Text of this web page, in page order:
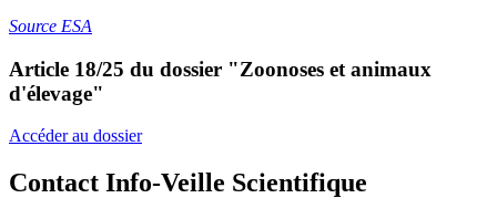
Source ESA
Article 18/25 du dossier "Zoonoses et animaux
d'élevage"
Accéder au dossier
Contact Info-Veille Scientifique